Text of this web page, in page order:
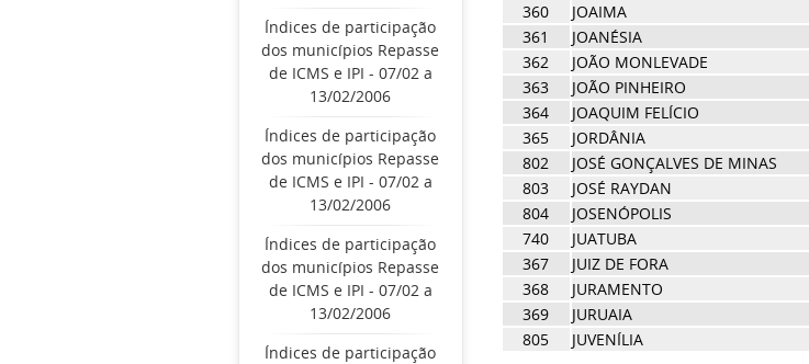
Índices de participação
dos municípios Repasse
de ICMS e IPI - 07/02 a
13/02/2006
Índices de participação
dos municípios Repasse
de ICMS e IPI - 07/02 a
13/02/2006
Índices de participação
dos municípios Repasse
de ICMS e IPI - 07/02 a
13/02/2006
Índices de participação
360
JOAIMA
361
JOANÉSIA
362
JOÃO MONLEVADE
363
JOÃO PINHEIRO
364
JOAQUIM FELÍCIO
365
JORDÂNIA
802
JOSÉ GONÇALVES DE MINAS
803
JOSÉ RAYDAN
804
JOSENÓPOLIS
740
JUATUBA
367
JUIZ DE FORA
368
JURAMENTO
369
JURUAIA
805
JUVENÍLIA